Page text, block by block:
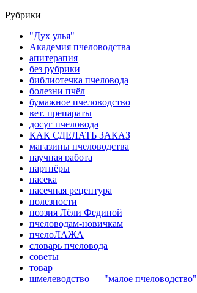
Рубрики
"Дух улья"
Академия пчеловодства
апитерапия
без рубрики
библиотечка пчеловода
болезни пчёл
бумажное пчеловодство
вет. препараты
досуг пчеловода
КАК СДЕЛАТЬ ЗАКАЗ
магазины пчеловодства
научная работа
партнёры
пасека
пасечная рецептура
полезности
поэзия Лёли Фединой
пчеловодам-новичкам
пчелоЛАЖА
словарь пчеловода
советы
товар
шмелеводство — "малое пчеловодство"